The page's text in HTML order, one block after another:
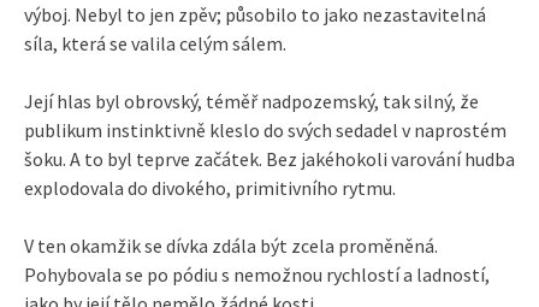
výboj. Nebyl to jen zpěv; působilo to jako nezastavitelná
síla, která se valila celým sálem.
Její hlas byl obrovský, téměř nadpozemský, tak silný, že
publikum instinktivně kleslo do svých sedadel v naprostém
šoku. A to byl teprve začátek. Bez jakéhokoli varování hudba
explodovala do divokého, primitivního rytmu.
V ten okamžik se dívka zdála být zcela proměněná.
Pohybovala se po pódiu s nemožnou rychlostí a ladností,